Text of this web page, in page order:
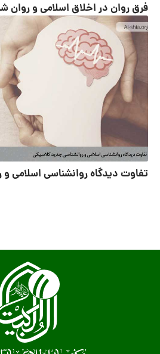
فرق روان در اخلاق اسلامی و روان
تفاوت دیدگاه روانشناسی اسلامی